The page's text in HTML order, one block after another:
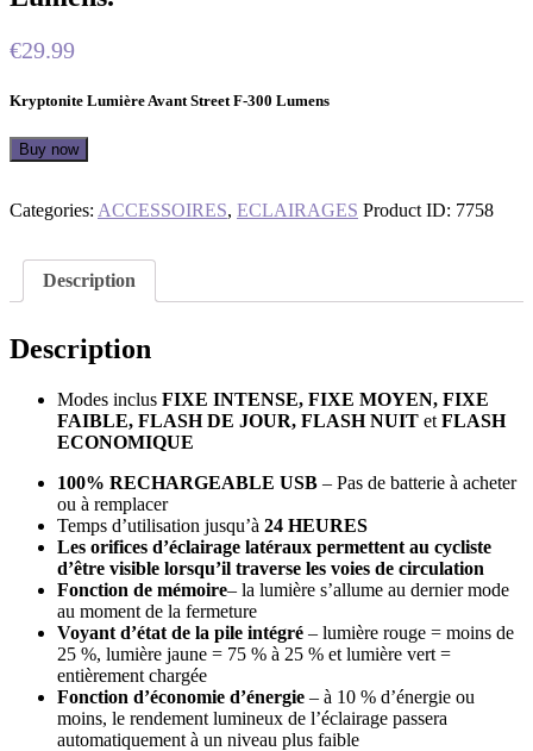
€29.99
Kryptonite Lumière Avant Street F-300 Lumens
Buy now
Categories: ACCESSOIRES, ECLAIRAGES Product ID: 7758
Description
Description
Modes inclus FIXE INTENSE, FIXE MOYEN, FIXE
FAIBLE, FLASH DE JOUR, FLASH NUIT et FLASH
ECONOMIQUE
100% RECHARGEABLE USB – Pas de batterie à acheter
ou à remplacer
Temps d’utilisation jusqu’à 24 HEURES
Les orifices d’éclairage latéraux permettent au cycliste
d’être visible lorsqu’il traverse les voies de circulation
Fonction de mémoire– la lumière s’allume au dernier mode
au moment de la fermeture
Voyant d’état de la pile intégré – lumière rouge = moins de
25 %, lumière jaune = 75 % à 25 % et lumière vert =
entièrement chargée
Fonction d’économie d’énergie – à 10 % d’énergie ou
moins, le rendement lumineux de l’éclairage passera
automatiquement à un niveau plus faible